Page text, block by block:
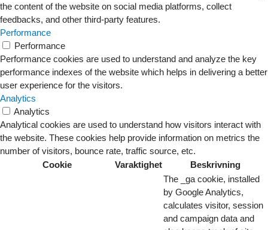
the content of the website on social media platforms, collect
feedbacks, and other third-party features.
Performance
Performance
Performance cookies are used to understand and analyze the key
performance indexes of the website which helps in delivering a better
user experience for the visitors.
Analytics
Analytics
Analytical cookies are used to understand how visitors interact with
the website. These cookies help provide information on metrics the
number of visitors, bounce rate, traffic source, etc.
Cookie
Varaktighet Beskrivning
The _ga cookie, installed
by Google Analytics,
calculates visitor, session
and campaign data and